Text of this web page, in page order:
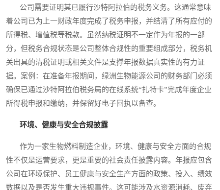
公司需要证明其已履行沙特阿拉伯的税务义务。这通常意味
着公司已为上一财政年度完成了税务申报，并结清了所有应付的
所得税、增值税等税款。虽然纳税证明不一定作为年报的一部
分，但税务合规状态是公司整体合规性的重要组成部分，税务机
关出具的清税证明或相关文件是支撑年报数据真实性的有力证
据。案例：在准备年报期间，绿洲生物能源公司的财务部门必须
确保已通过沙特阿拉伯税务局的在线系统“扎特卡”完成年度企业
所得税申报和缴纳，并保留好电子回执以备查。
环境、健康与安全合规披露
作为一家生物燃料制造企业，环境、健康与安全方面的合规
性不仅是运营要求，更是重要的社会责任披露内容。年报应包含
公司在环境保护、员工健康与安全生产方面的政策、投入、绩效
数据以及是否发生重大违规事件。这可能涉及水资源消耗、废弃